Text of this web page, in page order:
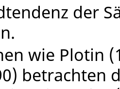
der
wie Plotin
betrachten